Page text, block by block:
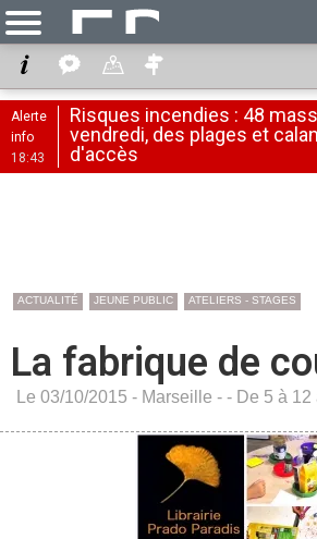
Alerte
info
18:43
Risques incendies : 48
vendredi, des plages et
d'accès
ACTUALITÉ JEUNE PUBLIC ATELIERS - STAGES
La fabrique de
Le 03/10/2015 - Marseille - - De 5 à 12